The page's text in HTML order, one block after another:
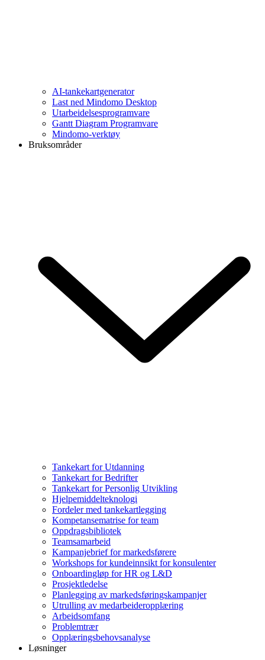
AI-tankekartgenerator
Last ned Mindomo Desktop
Utarbeidelsesprogramvare
Gantt Diagram Programvare
Mindomo-verktøy
Bruksområder
Tankekart for Utdanning
Tankekart for Bedrifter
Tankekart for Personlig Utvikling
Hjelpemiddelteknologi
Fordeler med tankekartlegging
Kompetansematrise for team
Oppdragsbibliotek
Teamsamarbeid
Kampanjebrief for markedsførere
Workshops for kundeinnsikt for konsulenter
Onboardingløp for HR og L&D
Prosjektledelse
Planlegging av markedsføringskampanjer
Utrulling av medarbeideropplæring
Arbeidsomfang
Problemtrær
Opplæringsbehovsanalyse
Løsninger